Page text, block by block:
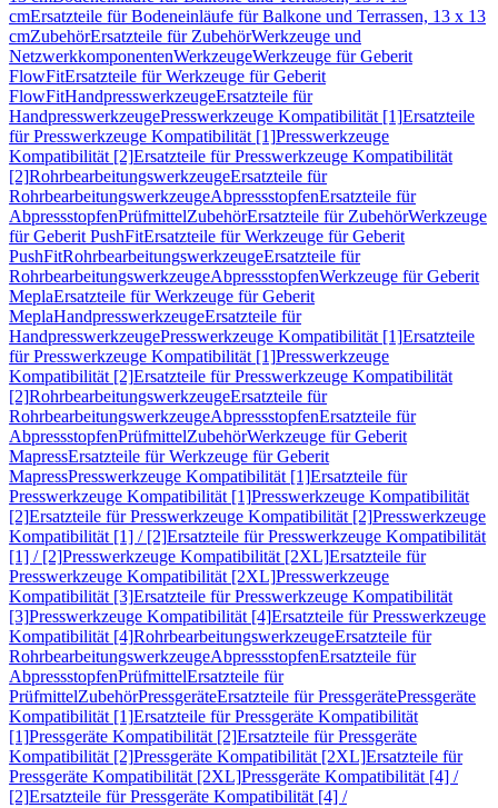
cmErsatzteile für Bodeneinläufe für Balkone und Terrassen, 13 x 13
cmZubehörErsatzteile für ZubehörWerkzeuge und
NetzwerkkomponentenWerkzeugeWerkzeuge für Geberit
FlowFitErsatzteile für Werkzeuge für Geberit
FlowFitHandpresswerkzeugeErsatzteile für
HandpresswerkzeugePresswerkzeuge Kompatibilität [1]Ersatzteile
für Presswerkzeuge Kompatibilität [1]Presswerkzeuge
Kompatibilität [2]Ersatzteile für Presswerkzeuge Kompatibilität
[2]RohrbearbeitungswerkzeugeErsatzteile für
RohrbearbeitungswerkzeugeAbpressstopfenErsatzteile für
AbpressstopfenPrüfmittelZubehörErsatzteile für ZubehörWerkzeuge
für Geberit PushFitErsatzteile für Werkzeuge für Geberit
PushFitRohrbearbeitungswerkzeugeErsatzteile für
RohrbearbeitungswerkzeugeAbpressstopfenWerkzeuge für Geberit
MeplaErsatzteile für Werkzeuge für Geberit
MeplaHandpresswerkzeugeErsatzteile für
HandpresswerkzeugePresswerkzeuge Kompatibilität [1]Ersatzteile
für Presswerkzeuge Kompatibilität [1]Presswerkzeuge
Kompatibilität [2]Ersatzteile für Presswerkzeuge Kompatibilität
[2]RohrbearbeitungswerkzeugeErsatzteile für
RohrbearbeitungswerkzeugeAbpressstopfenErsatzteile für
AbpressstopfenPrüfmittelZubehörWerkzeuge für Geberit
MapressErsatzteile für Werkzeuge für Geberit
MapressPresswerkzeuge Kompatibilität [1]Ersatzteile für
Presswerkzeuge Kompatibilität [1]Presswerkzeuge Kompatibilität
[2]Ersatzteile für Presswerkzeuge Kompatibilität [2]Presswerkzeuge
Kompatibilität [1] / [2]Ersatzteile für Presswerkzeuge Kompatibilität
[1] / [2]Presswerkzeuge Kompatibilität [2XL]Ersatzteile für
Presswerkzeuge Kompatibilität [2XL]Presswerkzeuge
Kompatibilität [3]Ersatzteile für Presswerkzeuge Kompatibilität
[3]Presswerkzeuge Kompatibilität [4]Ersatzteile für Presswerkzeuge
Kompatibilität [4]RohrbearbeitungswerkzeugeErsatzteile für
RohrbearbeitungswerkzeugeAbpressstopfenErsatzteile für
AbpressstopfenPrüfmittelErsatzteile für
PrüfmittelZubehörPressgeräteErsatzteile für PressgerätePressgeräte
Kompatibilität [1]Ersatzteile für Pressgeräte Kompatibilität
[1]Pressgeräte Kompatibilität [2]Ersatzteile für Pressgeräte
Kompatibilität [2]Pressgeräte Kompatibilität [2XL]Ersatzteile für
Pressgeräte Kompatibilität [2XL]Pressgeräte Kompatibilität [4] /
[2]Ersatzteile für Pressgeräte Kompatibilität [4] /